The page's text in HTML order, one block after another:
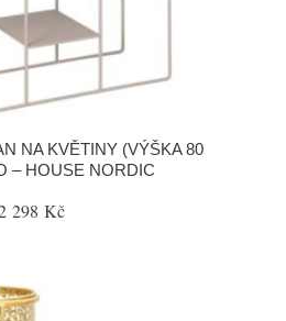
NA KVĚTINY (VÝŠKA 80
– HOUSE NORDIC
298 Kč